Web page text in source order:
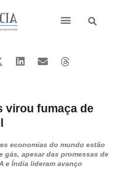
virou fumaça de
economias do mundo estão
gás, apesar das promessas de
e Índia lideram avanço